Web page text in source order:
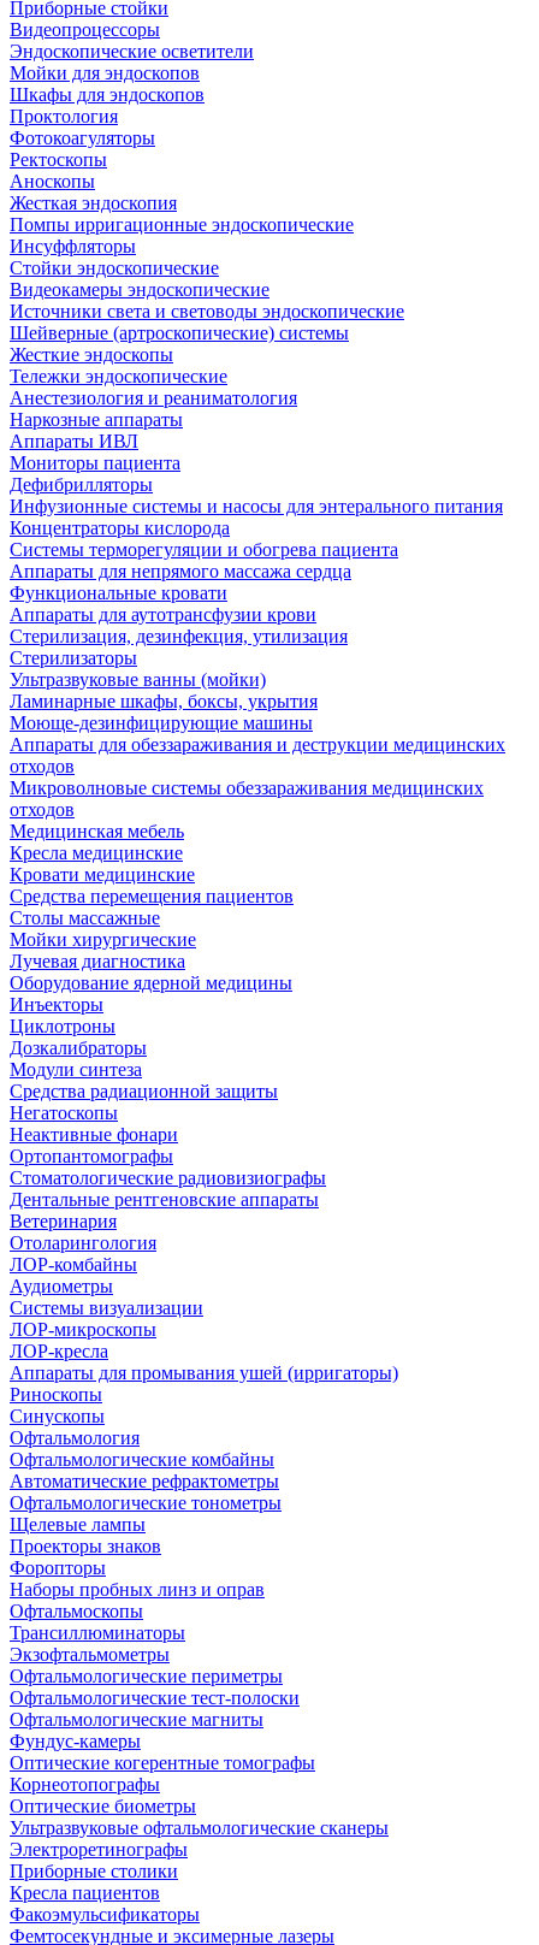
Приборные стойки
Видеопроцессоры
Эндоскопические осветители
Мойки для эндоскопов
Шкафы для эндоскопов
Проктология
Фотокоагуляторы
Ректоскопы
Аноскопы
Жесткая эндоскопия
Помпы ирригационные эндоскопические
Инсуффляторы
Стойки эндоскопические
Видеокамеры эндоскопические
Источники света и световоды эндоскопические
Шейверные (артроскопические) системы
Жесткие эндоскопы
Тележки эндоскопические
Анестезиология и реаниматология
Наркозные аппараты
Аппараты ИВЛ
Мониторы пациента
Дефибрилляторы
Инфузионные системы и насосы для энтерального питания
Концентраторы кислорода
Системы терморегуляции и обогрева пациента
Аппараты для непрямого массажа сердца
Функциональные кровати
Аппараты для аутотрансфузии крови
Стерилизация, дезинфекция, утилизация
Стерилизаторы
Ультразвуковые ванны (мойки)
Ламинарные шкафы, боксы, укрытия
Моюще-дезинфицирующие машины
Аппараты для обеззараживания и деструкции медицинских
отходов
Микроволновые системы обеззараживания медицинских
отходов
Медицинская мебель
Кресла медицинские
Кровати медицинские
Средства перемещения пациентов
Столы массажные
Мойки хирургические
Лучевая диагностика
Оборудование ядерной медицины
Инъекторы
Циклотроны
Дозкалибраторы
Модули синтеза
Средства радиационной защиты
Негатоскопы
Неактивные фонари
Ортопантомографы
Стоматологические радиовизиографы
Дентальные рентгеновские аппараты
Ветеринария
Отоларингология
ЛОР-комбайны
Аудиометры
Системы визуализации
ЛОР-микроскопы
ЛОР-кресла
Аппараты для промывания ушей (ирригаторы)
Риноскопы
Синускопы
Офтальмология
Офтальмологические комбайны
Автоматические рефрактометры
Офтальмологические тонометры
Щелевые лампы
Проекторы знаков
Форопторы
Наборы пробных линз и оправ
Офтальмоскопы
Трансиллюминаторы
Экзофтальмометры
Офтальмологические периметры
Офтальмологические тест-полоски
Офтальмологические магниты
Фундус-камеры
Оптические когерентные томографы
Корнеотопографы
Оптические биометры
Ультразвуковые офтальмологические сканеры
Электроретинографы
Приборные столики
Кресла пациентов
Факоэмульсификаторы
Фемтосекундные и эксимерные лазеры